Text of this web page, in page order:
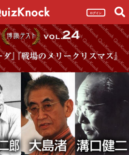
ログイン